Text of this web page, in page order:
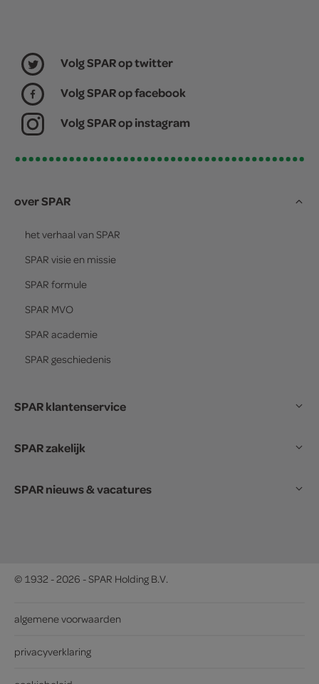
Volg SPAR op twitter
Volg SPAR op facebook
Volg SPAR op instagram
over SPAR
het verhaal van SPAR
SPAR visie en missie
SPAR formule
SPAR MVO
SPAR academie
SPAR geschiedenis
SPAR klantenservice
SPAR zakelijk
SPAR nieuws & vacatures
© 1932 - 2026 - SPAR Holding B.V.
algemene voorwaarden
privacyverklaring